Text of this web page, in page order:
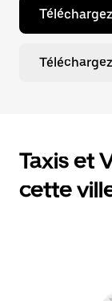
Taxis et
cette